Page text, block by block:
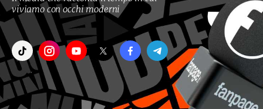
viviamo con occhi moderni